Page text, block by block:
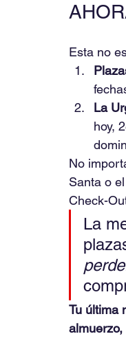
Esta no
La
hoy,
No
Santa o
Check-
La
Tu última